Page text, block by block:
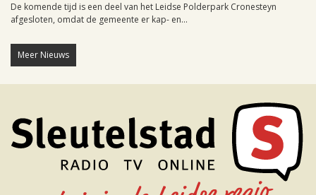
De komende tijd is een deel van het Leidse Polderpark Cronesteyn
afgesloten, omdat de gemeente er kap- en...
Meer Nieuws